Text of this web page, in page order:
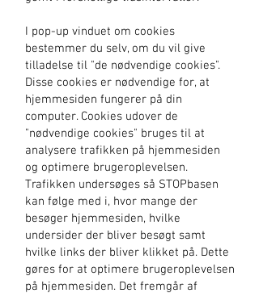
I pop-up vinduet om cookies
bestemmer du selv, om du vil give
tilladelse til "de nødvendige cookies".
Disse cookies er nødvendige for, at
hjemmesiden fungerer på din
computer. Cookies udover de
"nødvendige cookies" bruges til at
analysere trafikken på hjemmesiden
og optimere brugeroplevelsen.
Trafikken undersøges så STOPbasen
kan følge med i, hvor mange der
besøger hjemmesiden, hvilke
undersider der bliver besøgt samt
hvilke links der bliver klikket på. Dette
gøres for at optimere brugeroplevelsen
på hjemmesiden. Det fremgår af